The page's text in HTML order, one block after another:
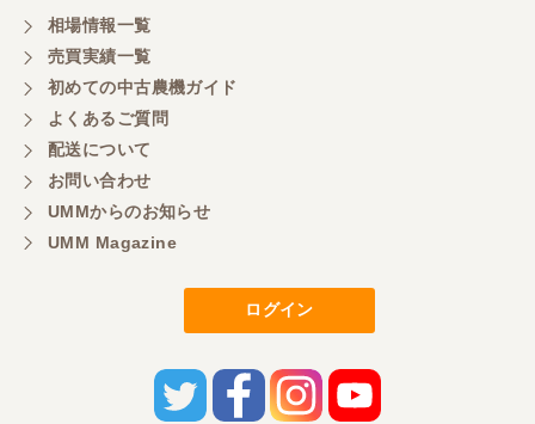
相場情報一覧
売買実績一覧
初めての中古農機ガイド
よくあるご質問
配送について
お問い合わせ
UMMからのお知らせ
UMM Magazine
ログイン